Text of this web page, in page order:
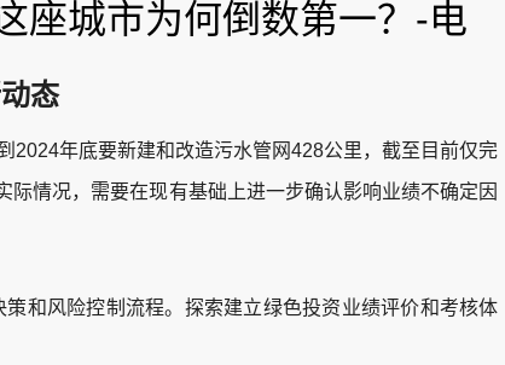
座城市为何倒数第一？-电
态
年底要新建和改造污水管网428公里，截至目前仅完
情况，需要在现有基础上进一步确认影响业绩不确定因
和风险控制流程。探索建立绿色投资业绩评价和考核体